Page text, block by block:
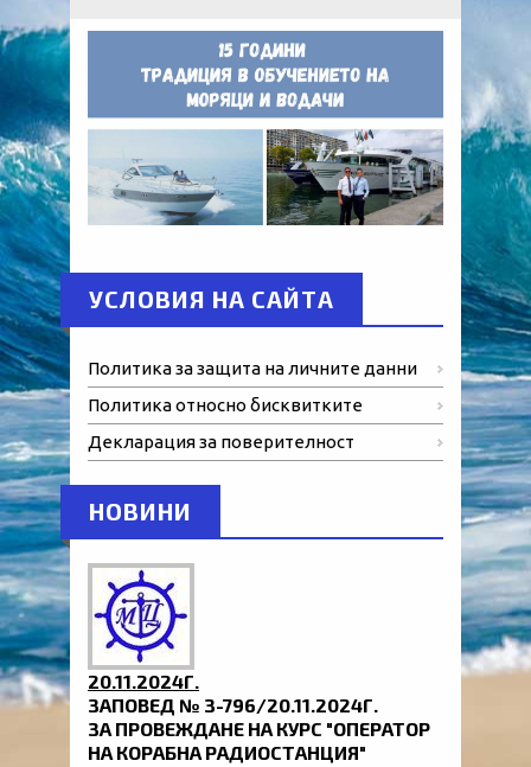
УСЛОВИЯ НА САЙТА
Политика за защита на личните данни
Политика относно бисквитките
Декларация за поверителност
НОВИНИ
20.11.2024Г.
ЗАПОВЕД № З-796/20.11.2024Г.
ЗА ПРОВЕЖДАНЕ НА КУРС "ОПЕРАТОР
НА КОРАБНА РАДИОСТАНЦИЯ"